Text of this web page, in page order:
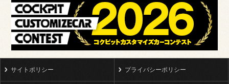
サイトポリシー プライバシーポリシー